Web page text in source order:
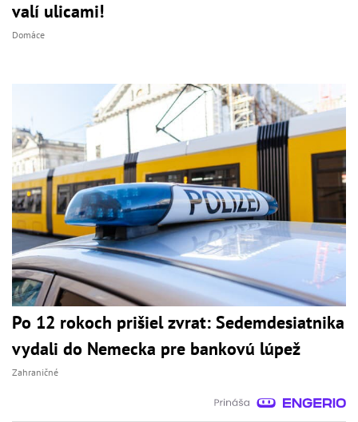
valí ulicami!
Domáce
Po 12 rokoch prišiel zvrat: Sedemdesiatnika
vydali do Nemecka pre bankovú lúpež
Zahraničné